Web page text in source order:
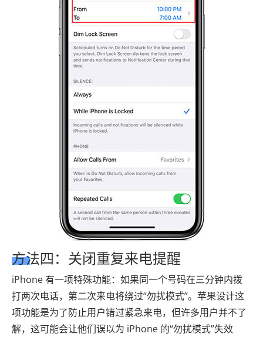
方法四：关闭重复来电提醒
iPhone 有一项特殊功能：如果同一个号码在三分钟内拨
打两次电话，第二次来电将绕过“勿扰模式”。苹果设计这
项功能是为了防止用户错过紧急来电，但许多用户并不了
解，这可能会让他们误以为 iPhone 的“勿扰模式”失效